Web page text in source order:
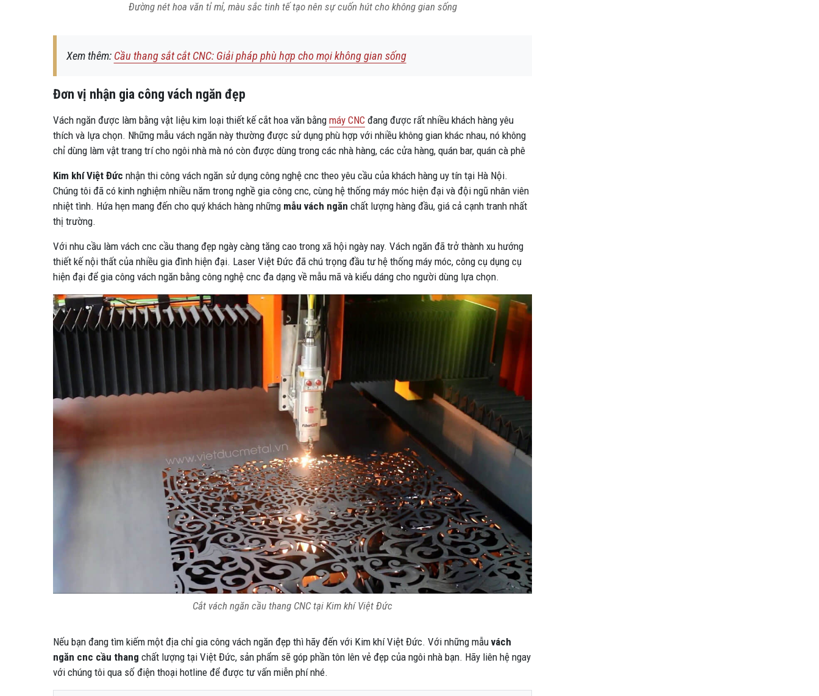
Đường nét hoa văn tỉ mỉ, màu sắc tinh tế tạo nên sự cuốn hút cho không gian sống
Xem thêm: Cầu thang sắt cắt CNC: Giải pháp phù hợp cho mọi không gian sống
Đơn vị nhận gia công vách ngăn đẹp
Vách ngăn được làm bằng vật liệu kim loại thiết kế cắt hoa văn bằng máy CNC đang được rất nhiều khách hàng yêu
thích và lựa chọn. Những mẫu vách ngăn này thường được sử dụng phù hợp với nhiều không gian khác nhau, nó không
chỉ dùng làm vật trang trí cho ngôi nhà mà nó còn được dùng trong các nhà hàng, các cửa hàng, quán bar, quán cà phê
Kim khí Việt Đức nhận thi công vách ngăn sử dụng công nghệ cnc theo yêu cầu của khách hàng uy tín tại Hà Nội.
Chúng tôi đã có kinh nghiệm nhiều năm trong nghề gia công cnc, cùng hệ thống máy móc hiện đại và đội ngũ nhân viên
nhiệt tình. Hứa hẹn mang đến cho quý khách hàng những mẫu vách ngăn chất lượng hàng đầu, giá cả cạnh tranh nhất
thị trường.
Với nhu cầu làm vách cnc cầu thang đẹp ngày càng tăng cao trong xã hội ngày nay. Vách ngăn đã trở thành xu hướng
thiết kế nội thất của nhiều gia đình hiện đại. Laser Việt Đức đã chú trọng đầu tư hệ thống máy móc, công cụ dụng cụ
hiện đại để gia công vách ngăn bằng công nghệ cnc đa dạng về mẫu mã và kiểu dáng cho người dùng lựa chọn.
Cắt vách ngăn cầu thang CNC tại Kim khí Việt Đức
Nếu bạn đang tìm kiếm một địa chỉ gia công vách ngăn đẹp thì hãy đến với Kim khí Việt Đức. Với những mẫu vách
ngăn cnc cầu thang chất lượng tại Việt Đức, sản phẩm sẽ góp phần tôn lên vẻ đẹp của ngôi nhà bạn. Hãy liên hệ ngay
với chúng tôi qua số điện thoại hotline để được tư vấn miễn phí nhé.